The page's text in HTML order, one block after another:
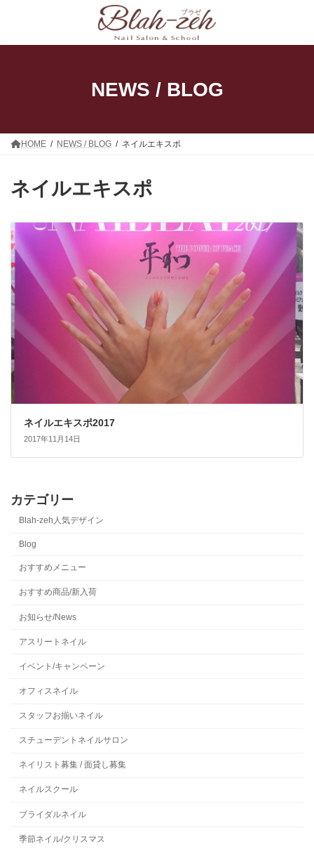
ン
ー
NEWS / BLOG
HOME NEWS / BLOG ネイルエキスポ
ネイルエキスポ
ネイルエキスポ2017
2017年11月14日
カテゴリー
Blah-zeh人気デザイン
Blog
おすすめメニュー
おすすめ商品/新入荷
お知らせ/News
アスリートネイル
イベント/キャンペーン
オフィスネイル
スタッフお揃いネイル
スチューデントネイルサロン
ネイリスト募集 / 面貸し募集
ネイルスクール
ブライダルネイル
季節ネイル/クリスマス